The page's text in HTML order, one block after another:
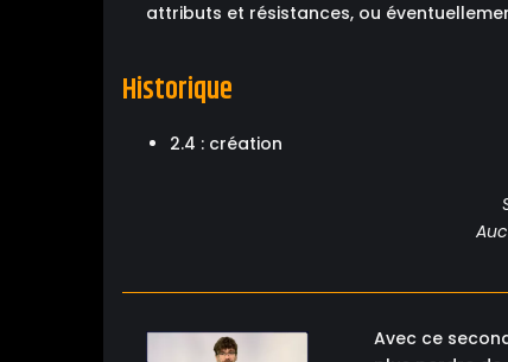
attributs et résistances, ou
Historique
2.4 : création
Avec ce